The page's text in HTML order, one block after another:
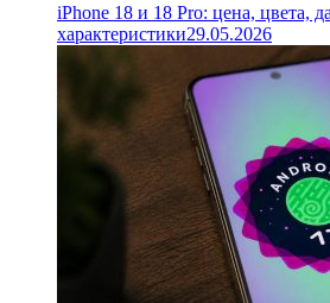
iPhone 18 и 18 Pro: цена, цвета,
характеристики29.05.2026